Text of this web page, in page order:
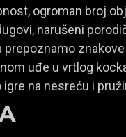
ogroman broj
narušeni
prepoznamo
uđe u vrtlog
na nesreću i